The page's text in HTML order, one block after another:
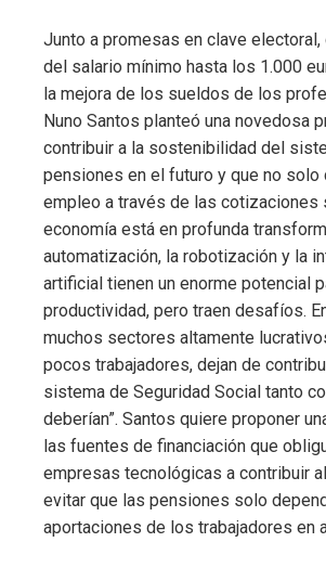
Junto a promesas en clave
del salario mínimo hasta los 1.000
la mejora de los sueldos de los
Nuno Santos planteó una novedosa
contribuir a la sostenibilidad del
pensiones en el futuro y que no solo
empleo a través de las cotizaciones
economía está en profunda
automatización, la robotización y la
artificial tienen un enorme potencial
productividad, pero traen desafíos.
muchos sectores altamente
pocos trabajadores, dejan de
sistema de Seguridad Social tanto
deberían”. Santos quiere proponer
las fuentes de financiación que
empresas tecnológicas a contribuir
evitar que las pensiones solo
aportaciones de los trabajadores en